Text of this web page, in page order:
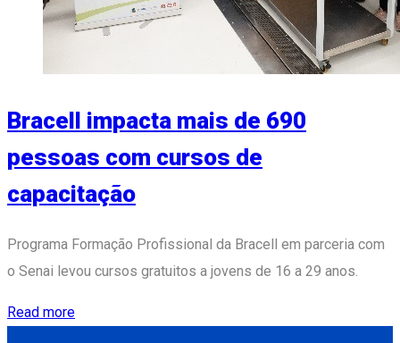
Bracell impacta mais de 690
pessoas com cursos de
capacitação
Programa Formação Profissional da Bracell em parceria com
o Senai levou cursos gratuitos a jovens de 16 a 29 anos.
Read more